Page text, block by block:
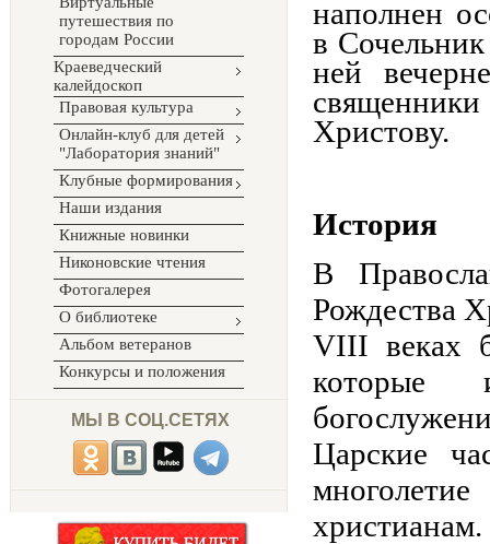
путешествия по
городам России
Краеведческий
калейдоскоп
Правовая культура
Онлайн-клуб для детей
"Лаборатория знаний"
Клубные формирования
Наши издания
Книжные новинки
Никоновские чтения
Фотогалерея
О библиотеке
Альбом ветеранов
Конкурсы и положения
МЫ В СОЦ.СЕТЯХ
наполнен
в
ней
Христову.
История
В
Рождества
VIII веках
которые
Царские
христианам.